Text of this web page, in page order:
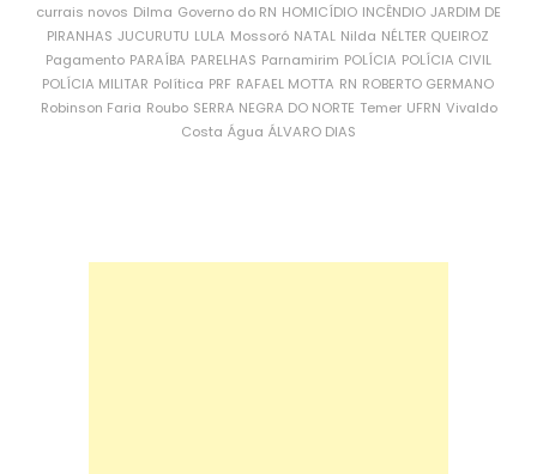
currais novos Dilma Governo do RN HOMICÍDIO INCÊNDIO JARDIM DE
PIRANHAS JUCURUTU LULA Mossoró NATAL Nilda NÉLTER QUEIROZ
Pagamento PARAÍBA PARELHAS Parnamirim POLÍCIA POLÍCIA CIVIL
POLÍCIA MILITAR Política PRF RAFAEL MOTTA RN ROBERTO GERMANO
Robinson Faria Roubo SERRA NEGRA DO NORTE Temer UFRN Vivaldo
Costa Água ÁLVARO DIAS